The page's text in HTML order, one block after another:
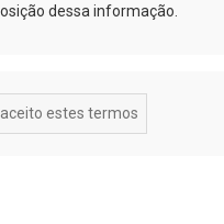
dessa informação.